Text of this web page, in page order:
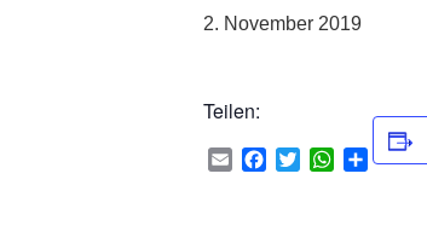
2. November 2019
Teilen:
EmailFacebook
TwitterWhatsApp
Teilen